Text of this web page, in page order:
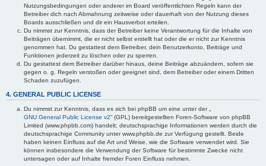
Nutzungsbedingungen oder anderer im Board veröffentlichten Regeln kann der
Betreiber dich nach Abmahnung zeitweise oder dauerhaft von der Nutzung dieses
Boards ausschließen und dir ein Hausverbot erteilen.
Du nimmst zur Kenntnis, dass der Betreiber keine Verantwortung für die Inhalte von
Beiträgen übernimmt, die er nicht selbst erstellt hat oder die er nicht zur Kenntnis
genommen hat. Du gestattest dem Betreiber, dein Benutzerkonto, Beiträge und
Funktionen jederzeit zu löschen oder zu sperren.
Du gestattest dem Betreiber darüber hinaus, deine Beiträge abzuändern, sofern sie
gegen o. g. Regeln verstoßen oder geeignet sind, dem Betreiber oder einem Dritten
Schaden zuzufügen.
4. GENERAL PUBLIC LICENSE
Du nimmst zur Kenntnis, dass es sich bei phpBB um eine unter der „
GNU General Public License v2“ (GPL) bereitgestellten Foren-Software von phpBB
Limited (www.phpbb.com) handelt; deutschsprachige Informationen werden durch die
deutschsprachige Community unter www.phpbb.de zur Verfügung gestellt. Beide
haben keinen Einfluss auf die Art und Weise, wie die Software verwendet wird. Sie
können insbesondere die Verwendung der Software für bestimmte Zwecke nicht
untersagen oder auf Inhalte fremder Foren Einfluss nehmen.